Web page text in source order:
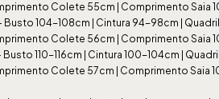
Colete 55cm | Comprimento Saia
Busto 104-108cm | Cintura 94-98cm | Quadril
Colete 56cm | Comprimento Saia
Busto 110-116cm | Cintura 100-104cm | Quadril
Colete 57cm | Comprimento Saia